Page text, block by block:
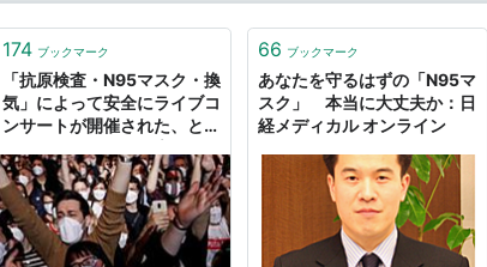
174 ブックマーク
「抗原検査・N95マスク・換
気」によって安全にライブコ
ンサートが開催された、とい
賢志） - エキスパート -
Yahoo!ニュース
66 ブックマーク
あなたを守るはずの「N95マ
スク」 本当に大丈夫か：日
経メディカル オンライン